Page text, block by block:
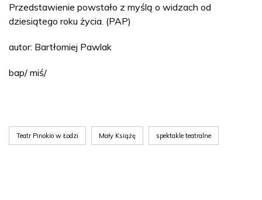
Przedstawienie powstało z myślą o widzach od
dziesiątego roku życia. (PAP)
autor: Bartłomiej Pawlak
bap/ miś/
Teatr Pinokio w Łodzi Mały Książę spektakle teatralne